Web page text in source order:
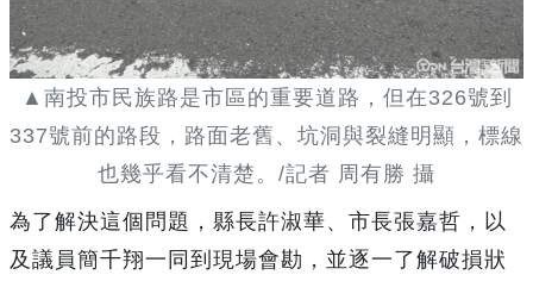
▲南投市民族路是市區的重要道路，但在326號到
337號前的路段，路面老舊、坑洞與裂縫明顯，標線
也幾乎看不清楚。/記者 周有勝 攝
為了解決這個問題，縣長許淑華、市長張嘉哲，以
及議員簡千翔一同到現場會勘，並逐一了解破損狀